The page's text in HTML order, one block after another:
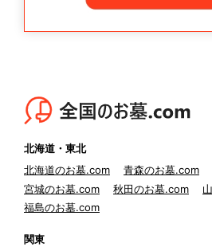
北海道・東北
北海道のお墓.com
青森のお墓.com
宮城のお墓.com
秋田のお墓.com
福島のお墓.com
関東